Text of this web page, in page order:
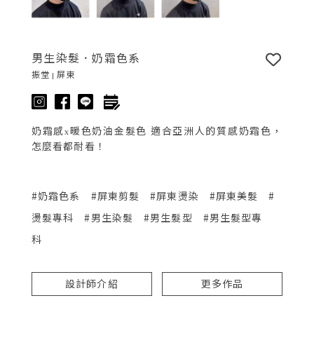
男生染髮．奶霜色系
振堂 | 屏東
奶霜感x暖色奶油金髮色 適合亞洲人的質感奶霜色，
怎麼看都耐看！
#奶霜色系 #屏東剪髮 #屏東燙染 #屏東美髮
#
燙髮專科
#男生染髮 #男生髮型
#男生髮型專
科
設計師介紹 更多作品